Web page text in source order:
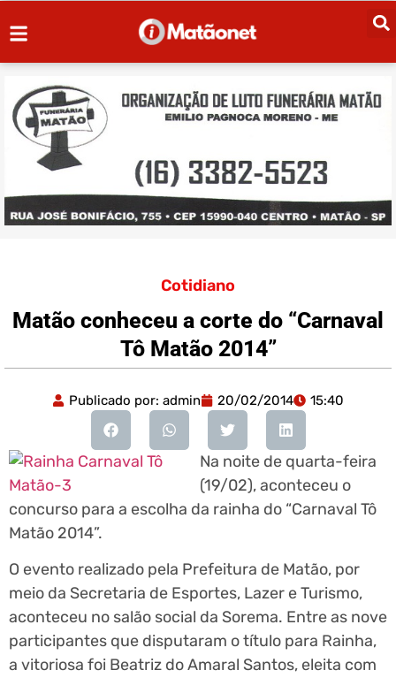
Cotidiano
Matão conheceu a corte do “Carnaval
Tô Matão 2014”
Publicado por: admin 20/02/2014 15:40
Na noite de quarta-feira
(19/02), aconteceu o
concurso para a escolha da rainha do “Carnaval Tô
Matão 2014”.
O evento realizado pela Prefeitura de Matão, por
meio da Secretaria de Esportes, Lazer e Turismo,
aconteceu no salão social da Sorema. Entre as nove
participantes que disputaram o título para Rainha,
a vitoriosa foi Beatriz do Amaral Santos, eleita com